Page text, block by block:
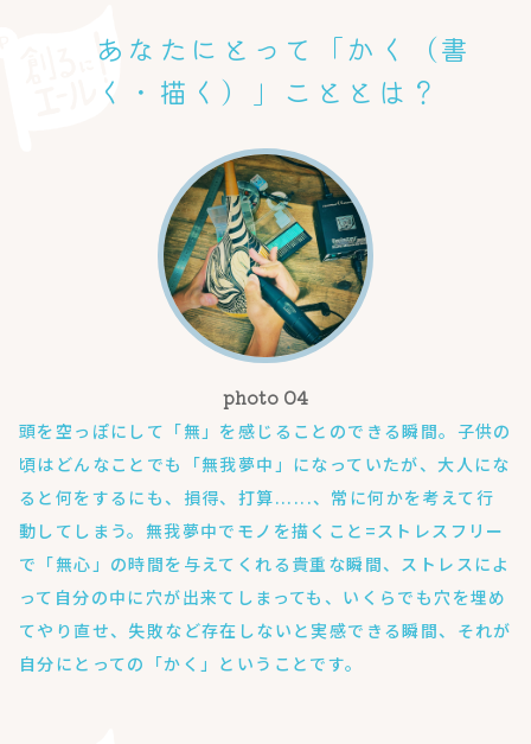
あなたにとって「かく（書
く・描く）」こととは？
頭を空っぽにして「無」を感じることのできる瞬間。子供の
頃はどんなことでも「無我夢中」になっていたが、大人にな
ると何をするにも、損得、打算......、常に何かを考えて行
動してしまう。無我夢中でモノを描くこと=ストレスフリー
で「無心」の時間を与えてくれる貴重な瞬間、ストレスによ
って自分の中に穴が出来てしまっても、いくらでも穴を埋め
てやり直せ、失敗など存在しないと実感できる瞬間、それが
自分にとっての「かく」ということです。